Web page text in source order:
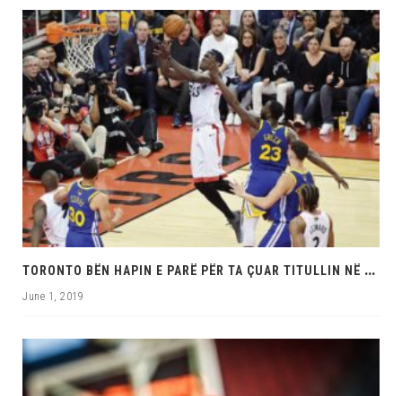
T
ORONTO BËN HAPIN E PARË PËR TA ÇUAR TITULLIN NË KANADA
June 1, 2019